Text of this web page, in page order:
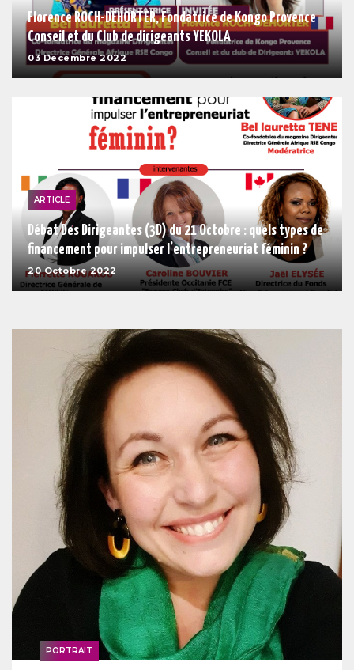
Florence ROCH-DEHORTER, Fondatrice de Kongo Provence
Conseil et du Club de dirigeants YEKOLA
03 Decembre 2022
ARTICLE
Débat Des Dirigeantes (3D) du 21 Octobre : quels types de
financement pour impulser l’entrepreneuriat féminin ?
20 Octobre 2022
PORTRAIT